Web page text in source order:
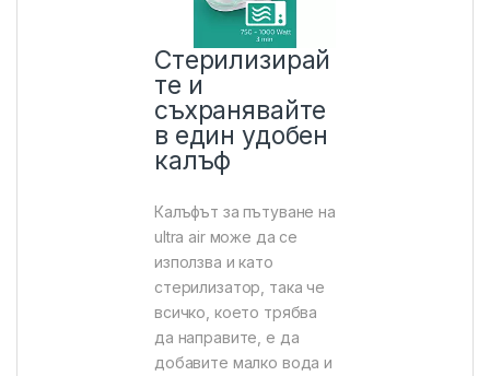
Стерилизирай
те и
съхранявайте
в един удобен
калъф
Калъфът за пътуване на
ultra air може да се
използва и като
стерилизатор, така че
всичко, което трябва
да направите, е да
добавите малко вода и